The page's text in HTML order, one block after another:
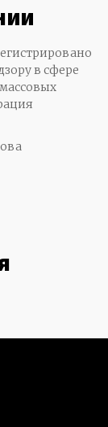
в сфере